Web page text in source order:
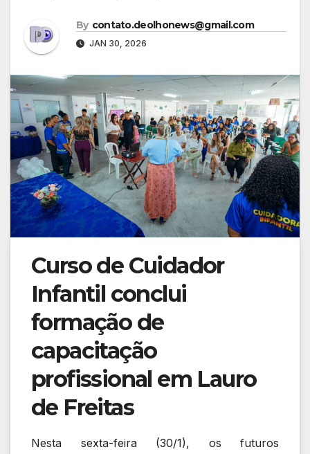
By contato.deolhonews@gmail.com
JAN 30, 2026
Curso de Cuidador
Infantil conclui
formação de
capacitação
profissional em Lauro
de Freitas
Nesta sexta-feira (30/1), os futuros